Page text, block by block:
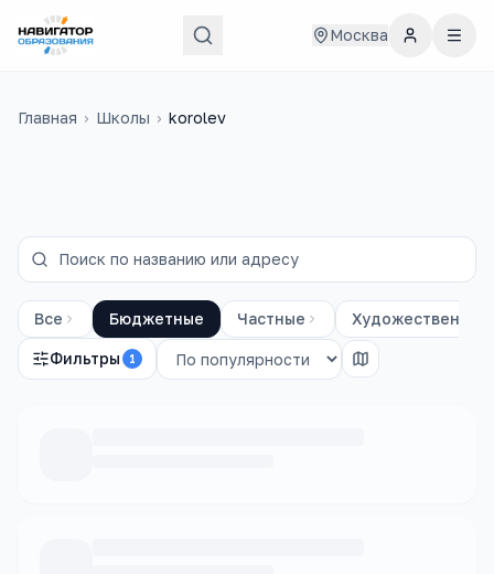
Москва
Главная › Школы › korolev
Все Бюджетные Частные Художественные
Фильтры 1